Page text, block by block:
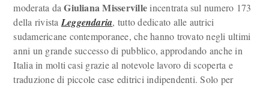
moderata daGiuliana Misservilleincentrata sul numero 173
della rivista Leggendaria, tutto dedicato alle autrici
sudamericane contemporanee, che hanno trovato negli ultimi
anni un grande successo di pubblico, approdando anche in
Italia in molti casi grazie al notevole lavoro di scoperta e
traduzione di piccole case editrici indipendenti. Solo per